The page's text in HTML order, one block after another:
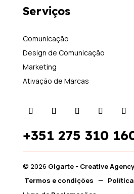
Serviços
Comunicação
Design de Comunicação
Marketing
Ativação de Marcas
+351 275 310
© 2026 Gigarte - Creative Agency
Termos e condições —